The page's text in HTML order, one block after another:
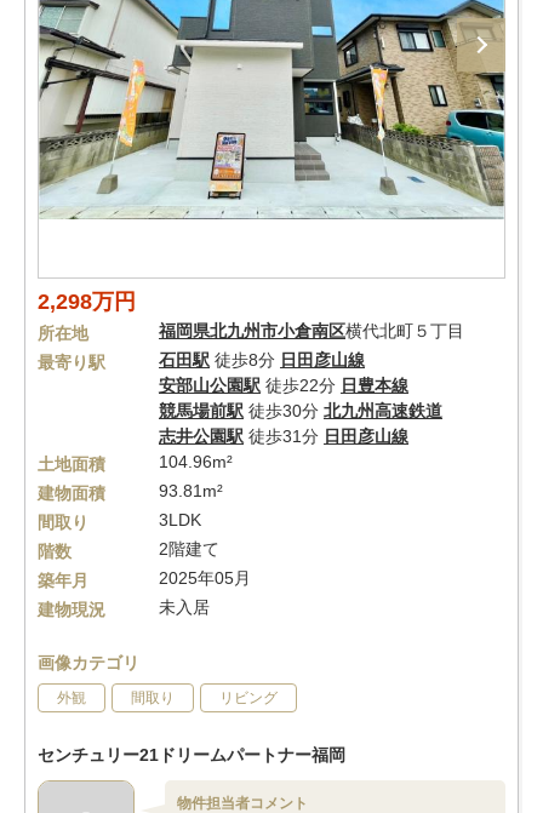
2,298万円
所在地 福岡県北九州市小倉南区横代北町５丁目
最寄り駅
石田駅 徒歩8分 日田彦山線
安部山公園駅 徒歩22分 日豊本線
競馬場前駅 徒歩30分 北九州高速鉄道
志井公園駅 徒歩31分 日田彦山線
土地面積
104.96m²
建物面積
93.81m²
間取り
3LDK
階数
2階建て
築年月
2025年05月
建物現況
未入居
画像カテゴリ
外観 間取り リビング
センチュリー21ドリームパートナー福岡
物件担当者コメント